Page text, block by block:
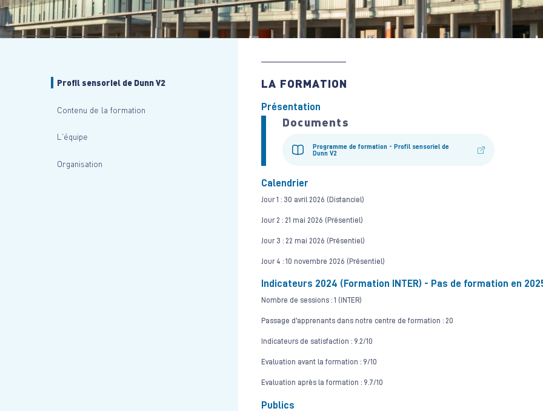
Profil sensoriel de Dunn V2
Contenu de la formation
L'équipe
Organisation
LA FORMATION
Présentation
Documents
Programme de formation - Profil sensoriel de
Dunn V2
Calendrier
Jour 1 : 30 avril 2026 (Distanciel)
Jour 2 : 21 mai 2026 (Présentiel)
Jour 3 : 22 mai 2026 (Présentiel)
Jour 4 : 10 novembre 2026 (Présentiel)
Indicateurs 2024 (Formation INTER) - Pas de formation en
Nombre de sessions : 1 (INTER)
Passage d'apprenants dans notre centre de formation : 20
Indicateurs de satisfaction : 9.2/10
Evaluation avant la formation : 9/10
Evaluation après la formation : 9.7/10
Publics